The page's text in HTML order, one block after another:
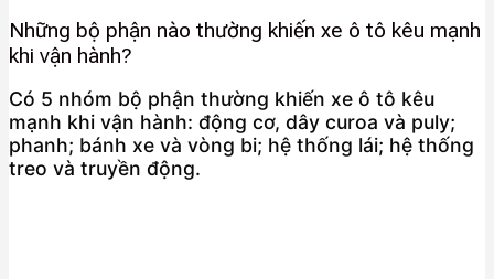
Những bộ phận nào thường khiến xe ô tô kêu mạnh
khi vận hành?
Có 5 nhóm bộ phận thường khiến xe ô tô kêu
mạnh khi vận hành: động cơ, dây curoa và puly;
phanh; bánh xe và vòng bi; hệ thống lái; hệ thống
treo và truyền động.